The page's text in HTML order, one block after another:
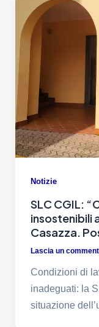
Notizie
SLC CGIL:
insostenibili
Casazza.
Lascia un
Condizioni di
inadeguati: la
situazione